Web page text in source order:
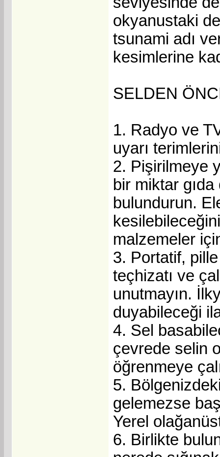
okyanustaki
tsunami adı
kesimlerine
SELDEN
1. Radyo ve
uyarı
2. Pişirilmeye
bir miktar
bulundurun.
malzemeler
3. Portatif,
teçhizatı ve
unutmayın.
duyabileceği
4. Sel
çevrede selin
öğrenmeye
5.
gelemezse
Yerel
6. Birlikte